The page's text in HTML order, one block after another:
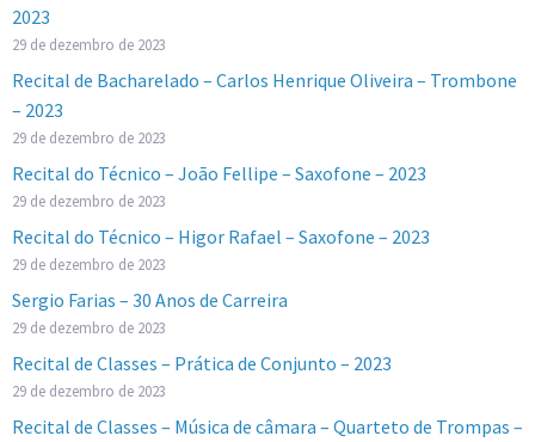
2023
29 de dezembro de 2023
Recital de Bacharelado – Carlos Henrique Oliveira – Trombone
– 2023
29 de dezembro de 2023
Recital do Técnico – João Fellipe – Saxofone – 2023
29 de dezembro de 2023
Recital do Técnico – Higor Rafael – Saxofone – 2023
29 de dezembro de 2023
Sergio Farias – 30 Anos de Carreira
29 de dezembro de 2023
Recital de Classes – Prática de Conjunto – 2023
29 de dezembro de 2023
Recital de Classes – Música de câmara – Quarteto de Trompas –